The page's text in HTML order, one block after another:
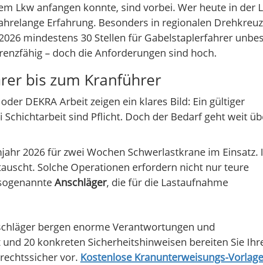
Lkw anfangen konnte, sind vorbei. Wer heute in der
Erfahrung. Besonders in regionalen
mindestens 30 Stellen für Gabelstaplerfahrer
– doch die Anforderungen sind hoch.
bis zum Kranführer
DEKRA Arbeit zeigen ein klares Bild: Ein gültiger
sind Pflicht. Doch der Bedarf geht weit
2026 für zwei Wochen Schwerlastkrane im Einsatz.
Solche Operationen erfordern nicht nur teure
Anschläger, die für die Lastaufnahme
bergen enorme Verantwortungen und
20 konkreten Sicherheitshinweisen bereiten Sie
vor. Kostenlose Kranunterweisungs-